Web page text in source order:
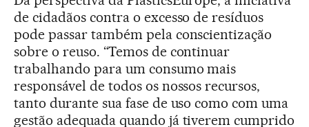
de cidadãos contra o excesso de resíduos
pode passar também pela conscientização
sobre o reuso. “Temos de continuar
trabalhando para um consumo mais
responsável de todos os nossos recursos,
tanto durante sua fase de uso como com uma
gestão adequada quando já tiverem cumprido